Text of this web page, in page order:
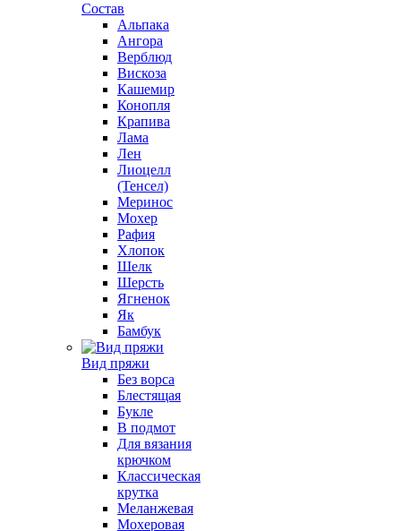
Состав
Альпака
Ангора
Верблюд
Вискоза
Кашемир
Конопля
Крапива
Лама
Лен
Лиоцелл
(Тенсел)
Меринос
Мохер
Рафия
Хлопок
Шелк
Шерсть
Ягненок
Як
Бамбук
Вид пряжи
Без ворса
Блестящая
Букле
В подмот
Для вязания
крючком
Классическая
крутка
Меланжевая
Мохеровая